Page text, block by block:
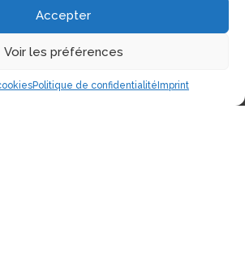
Accepter
Voir les préférences
Politique de confidentialité Imprint